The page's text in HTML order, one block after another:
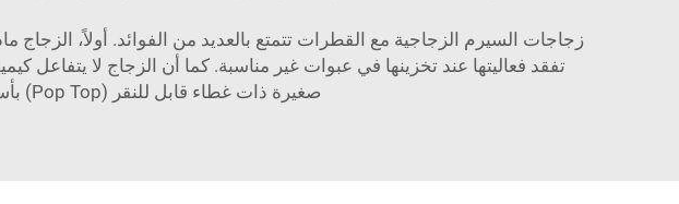
زجاجات السيرم الزجاجية مع القطرات تتمتع بالعديد من الفوائد. أولاً،
تفقد فعاليتها عند تخزينها في عبوات غير مناسبة. كما أن الزجاج لا يتفاعل
صغيرة ذات غطاء قابل للنقر (Pop Top) بأسعار جملة